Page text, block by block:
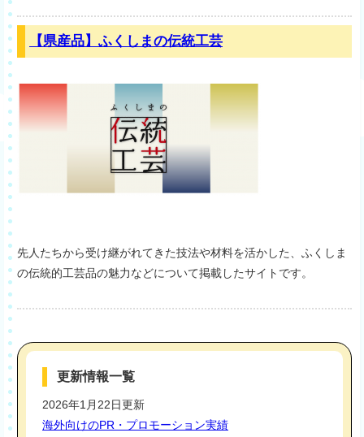
【県産品】ふくしまの伝統工芸
先人たちから受け継がれてきた技法や材料を活かした、ふくしま
の伝統的工芸品の魅力などについて掲載したサイトです。